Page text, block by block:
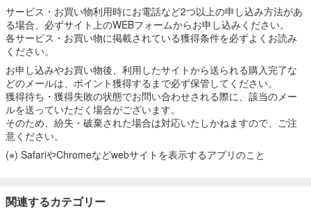
サービス・お買い物利用時にお電話など2つ以上の申し込み方法があ
る場合、必ずサイト上のWEBフォームからお申し込みください。
各サービス・お買い物に掲載されている獲得条件を必ずよくお読み
ください。
お申し込みやお買い物後、利用したサイトから送られる購入完了な
どのメールは、ポイント獲得するまで必ず保管してください。
獲得待ち・獲得失敗の状態でお問い合わせされる際に、該当のメー
ルを送っていただく場合がございます。
そのため、紛失・破棄された場合は対応いたしかねますので、ご注
意ください。
(※) SafariやChromeなどwebサイトを表示するアプリのこと
関連するカテゴリー